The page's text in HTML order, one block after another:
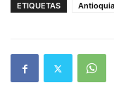
ETIQUETAS Antioquia